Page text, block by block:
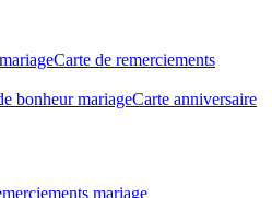
Carte de remerciements
bonheur mariageCarte anniversaire
mariage